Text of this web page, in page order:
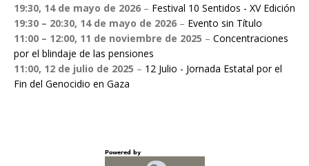
19:30, 14 de mayo de 2026 – Festival 10 Sentidos - XV Edición
19:30 – 20:30, 14 de mayo de 2026 – Evento sin Título
11:00 – 12:00, 11 de noviembre de 2025 – Concentraciones
por el blindaje de las pensiones
11:00, 12 de julio de 2025 – 12 Julio - Jornada Estatal por el
Fin del Genocidio en Gaza